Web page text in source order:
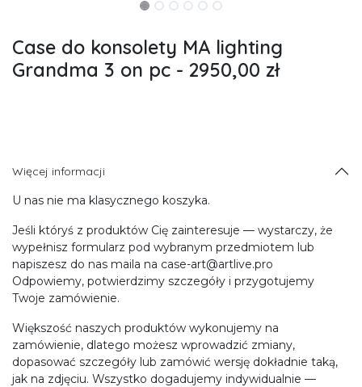
Case do konsolety MA lighting
Grandma 3 on pc - 2950,00 zł
Więcej informacji
U nas nie ma klasycznego koszyka.
Jeśli któryś z produktów Cię zainteresuje — wystarczy, że
wypełnisz formularz pod wybranym przedmiotem lub
napiszesz do nas maila na case-art@artlive.pro
Odpowiemy, potwierdzimy szczegóły i przygotujemy
Twoje zamówienie.
Większość naszych produktów wykonujemy na
zamówienie, dlatego możesz wprowadzić zmiany,
dopasować szczegóły lub zamówić wersję dokładnie taką,
jak na zdjęciu. Wszystko dogadujemy indywidualnie —